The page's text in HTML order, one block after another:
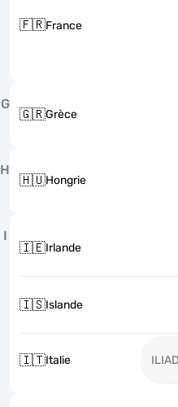
🇫🇷France
G
🇬🇷Grèce
H
🇭🇺Hongrie
I
🇮🇪Irlande
🇮🇸Islande
🇮🇹Italie ILIAD